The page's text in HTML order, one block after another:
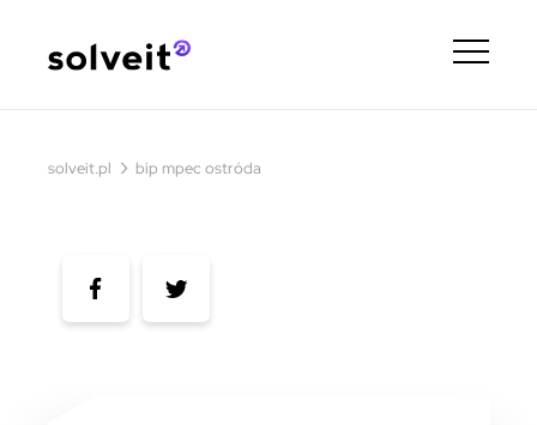
solveit.pl › bip mpec ostróda